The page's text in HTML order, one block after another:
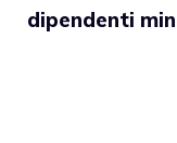
dipendenti